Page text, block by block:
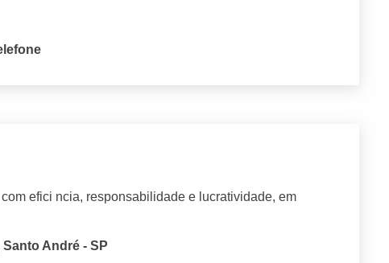
efici ncia, responsabilidade e lucratividade, em
André - SP